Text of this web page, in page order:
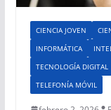
CIENCIA JOVEN
INFORMÁTICA
TECNOLOGÍA DIGITAL
TELEFONÍA MÓVIL